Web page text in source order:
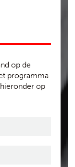
op de
programma
op